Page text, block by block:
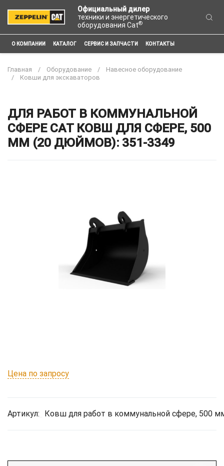
Официальный дилер
техники и энергетического
оборудования Cat®
О КОМПАНИИ КАТАЛОГ СЕРВИС И ЗАПЧАСТИ КОНТАКТЫ
Главная Оборудование
Навесное оборудование
Ковши для экскаваторов
ДЛЯ РАБОТ В КОММУНАЛЬНОЙ
СФЕРЕ CAT КОВШ ДЛЯ СФЕРЕ, 500
ММ (20 ДЮЙМОВ): 351-3349
Цена по запросу
Артикул: Ковш для работ в коммунальной сфере, 500